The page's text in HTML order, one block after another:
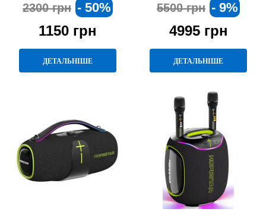
2300 грн - 50%
1150 грн
ДЕТАЛЬНІШЕ
5500 грн - 9%
4995 грн
ДЕТАЛЬНІШЕ